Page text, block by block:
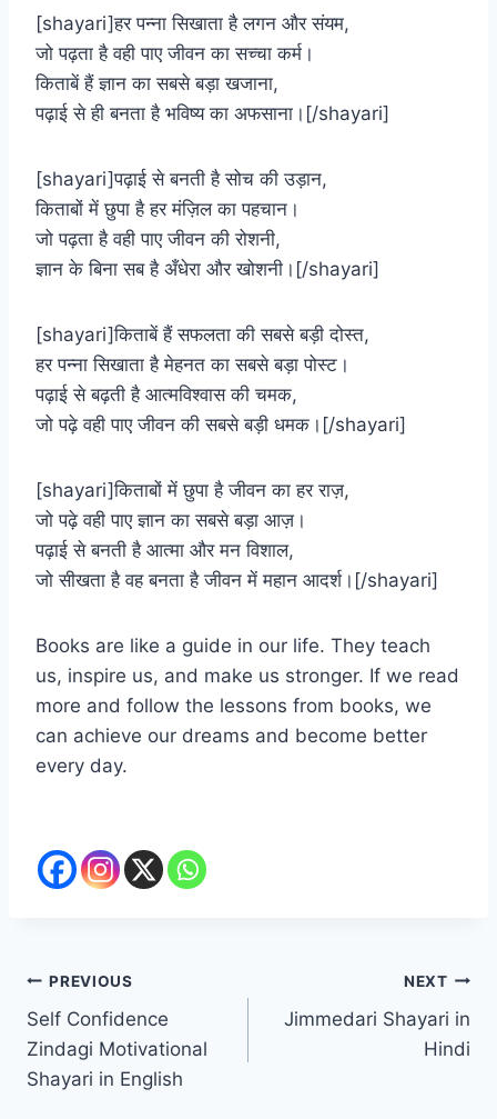
[shayari]हर पन्ना सिखाता है लगन और संयम,
जो पढ़ता है वही पाए जीवन का सच्चा कर्म।
किताबें हैं ज्ञान का सबसे बड़ा खजाना,
पढ़ाई से ही बनता है भविष्य का अफसाना।[/shayari]
[shayari]पढ़ाई से बनती है सोच की उड़ान,
किताबों में छुपा है हर मंज़िल का पहचान।
जो पढ़ता है वही पाए जीवन की रोशनी,
ज्ञान के बिना सब है अँधेरा और खोशनी।[/shayari]
[shayari]किताबें हैं सफलता की सबसे बड़ी दोस्त,
हर पन्ना सिखाता है मेहनत का सबसे बड़ा पोस्ट।
पढ़ाई से बढ़ती है आत्मविश्वास की चमक,
जो पढ़े वही पाए जीवन की सबसे बड़ी धमक।[/shayari]
[shayari]किताबों में छुपा है जीवन का हर राज़,
जो पढ़े वही पाए ज्ञान का सबसे बड़ा आज़।
पढ़ाई से बनती है आत्मा और मन विशाल,
जो सीखता है वह बनता है जीवन में महान आदर्श।[/shayari]
Books are like a guide in our life. They teach
us, inspire us, and make us stronger. If we read
more and follow the lessons from books, we
can achieve our dreams and become better
every day.
Post
navigation
PREVIOUS
Self Confidence
Zindagi Motivational
Shayari in English
NEXT
Jimmedari Shayari in
Hindi